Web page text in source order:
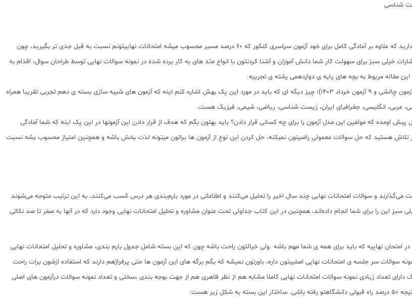
همونطور که خودتون در جریانید برای قبولی درکنکورشرط نمرات امتحان نهایی گذاشته شده پس نیاز دارید که علاوه بر آمادگی کامل برای خود آزمون سراسری کنکور که 60 درصد مسیر محسوب میشه امتحانات نهاییتونم نسبت به قبل جدی تر بگیرید، چون
سبز برای سهولت کار شما دانش آموزان و آشنا کردنتون با انواع متد های به کار برده شده در نمونه سوالات نهایی توسط طراحان سوال، اقدام به
مقاله مربوط به بچه های پایه ی دوازدهمی رشته ی تجربیه.
خب این پک متشکل از 45 آزمونه که خودش تشکیل میشه از ( 27 دوره امتحانات شبیه ساز، 9 دوره آزمون چالشی و 9 آزمون خرداد 1403)؛ چیز دیگه ای که باید در مورد این پک بهش اشاره کنم اینه که آزمون های شبیه سازی بسته ی دهم تجربی تقریبا همراه
عربی، انگلیسی، جغرافیای ایران، زیست شناسی، ریاضی، شیمی، فیزیک هست.
اومده که مولفین این مدل آزمون را برای چه کسانی قرار دادن؟ باید بهتون بگم که هدف از قرار دادن این آزمونها در این پک اینه که شما آمادگی
تلاش هستید که حل سوالات معمولی راضیتون نمیکنه، حل کردن این نوع از آزمون ها براتون میتونه لذت بخش باشه و همچنین امتیاز محسوب بشه نسبت
می‌گذارند و سوالات امتحانات نهایی چند سال اخیر را تحلیل می‌کنند و اطلاعاتی در مورد بارم‌بندی هر درس کسب می‌کنند، به این ترتیب متوجه می‌شوند
این را برای شما انجام داده‌اند، همچنین در این کتاب جداولی تحت عنوان مشاوره و تحلیل امتحانات نهایی وجود دارد که در آنها به صفر تا صد نکاتی
امتحان نهاییه که باید برای همه ی شما مهم باشه .ولی خیالتون راحت باشه چون که این بسته شامل جدول بارم بندی، مشاوره و تحلیل امتحانات نهایی
سر جلسه ی امتحانات نهایی اصلییتون داره، باورتون نمیشه که بگم برگه های این آزمون ها حتی پرفراژهم دارند که استفاده ازشون برات راحت
تعداد زیادی نمونه سوالات امتحانات نهایی کاملا مشابه هم از نظر ظاهری هم از جهت بوجه بندی ،سختی و تعداد نمونه سوالات درآزمون های اصلی
هست: